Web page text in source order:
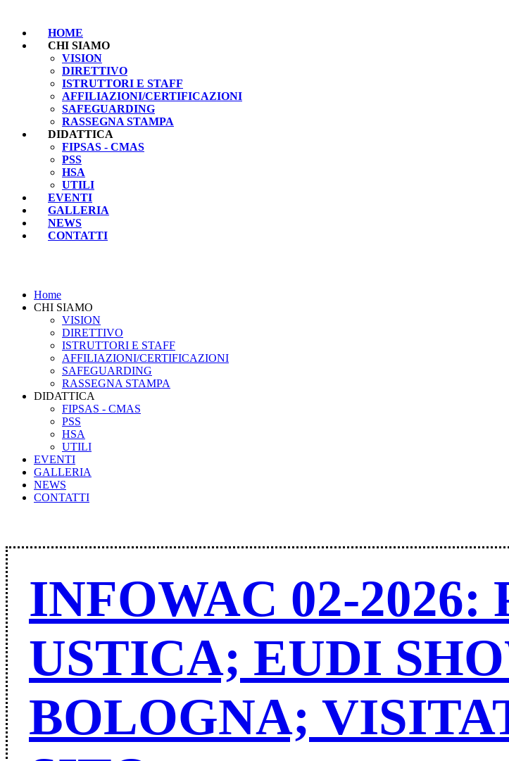
HOME
CHI SIAMO
VISION
DIRETTIVO
ISTRUTTORI E STAFF
AFFILIAZIONI/CERTIFICAZIONI
SAFEGUARDING
RASSEGNA STAMPA
DIDATTICA
FIPSAS - CMAS
PSS
HSA
UTILI
EVENTI
GALLERIA
NEWS
CONTATTI
Home
CHI SIAMO
VISION
DIRETTIVO
ISTRUTTORI E STAFF
AFFILIAZIONI/CERTIFICAZIONI
SAFEGUARDING
RASSEGNA STAMPA
DIDATTICA
FIPSAS - CMAS
PSS
HSA
UTILI
EVENTI
GALLERIA
NEWS
CONTATTI
INFOWAC 02-
USTICA; EUDI
BOLOGNA;